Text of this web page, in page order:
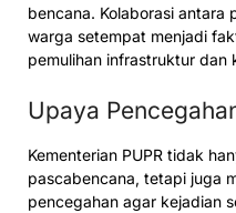
bencana. Kolaborasi antara
warga setempat menjadi
pemulihan infrastruktur dan
Upaya
Kementerian PUPR tidak
pascabencana, tetapi juga
pencegahan agar kejadian